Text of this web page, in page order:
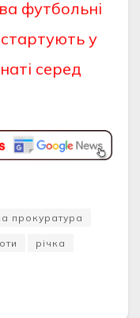
футбольні
у
серед
прокуратура
річка